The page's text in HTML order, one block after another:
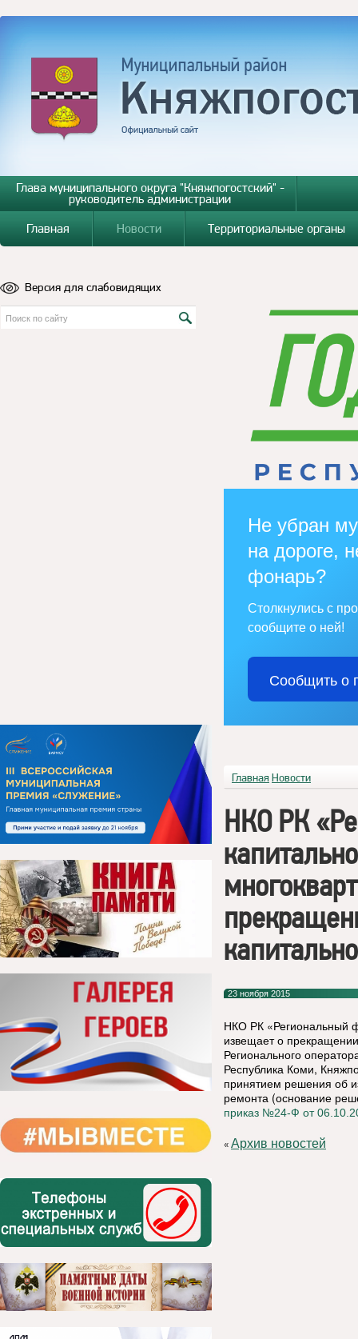
Глава муниципального округа "Княжпогостский" -
руководитель администрации
Главная
Новости Территориальные органы
Версия для слабовидящих
Не убран
на дороге,
фонарь?
Столкнулись с
сообщите о ней!
Сообщить о
Главная Новости
НКО РК
23 ноября 2015
НКО РК «Региональный
извещает о
Регионального
Республика Коми,
принятием решения об
ремонта (основание
приказ №24-Ф от
«Архив новостей